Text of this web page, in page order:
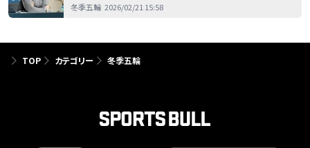
冬季五輪 2026/02/21 15:58
TOP カテゴリー 冬季五輪